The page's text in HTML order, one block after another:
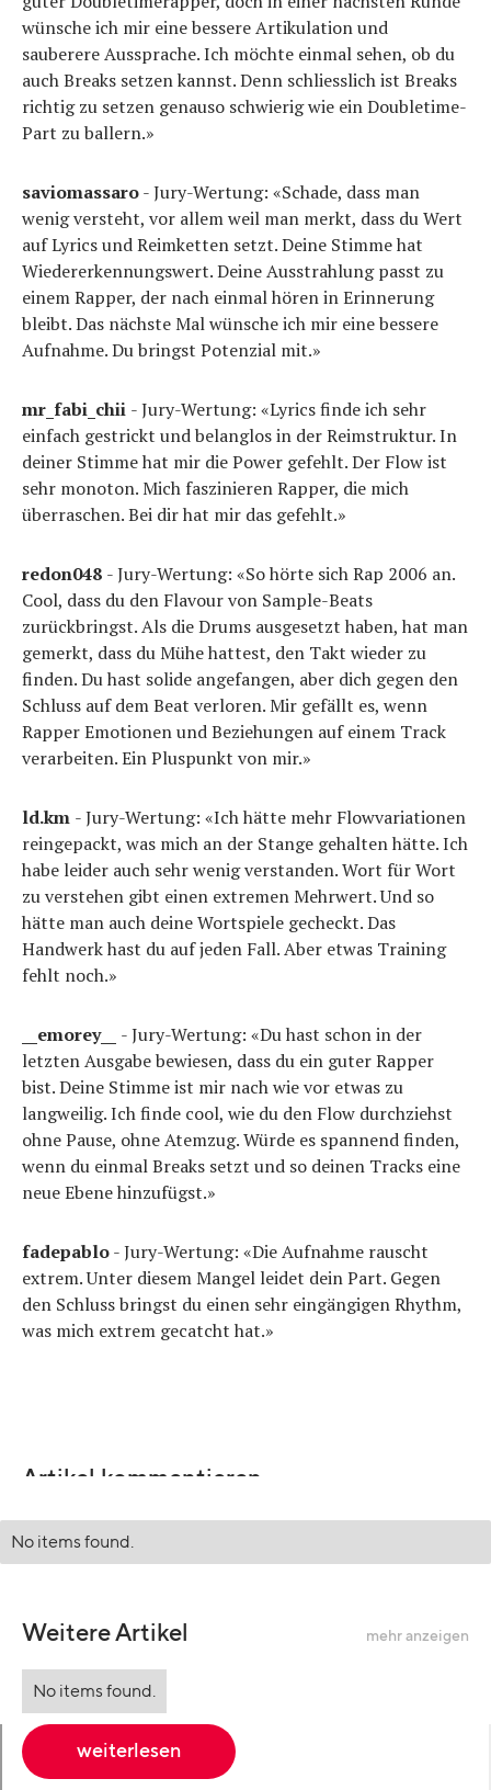
wünsche ich mir eine bessere Artikulation und
sauberere Aussprache. Ich möchte einmal sehen, ob du
auch Breaks setzen kannst. Denn schliesslich ist Breaks
richtig zu setzen genauso schwierig wie ein Doubletime-
Part zu ballern.»
saviomassaro- Jury-Wertung: «Schade, dass man
wenig versteht, vor allem weil man merkt, dass du Wert
auf Lyrics und Reimketten setzt. Deine Stimme hat
Wiedererkennungswert. Deine Ausstrahlung passt zu
einem Rapper, der nach einmal hören in Erinnerung
bleibt. Das nächste Mal wünsche ich mir eine bessere
Aufnahme. Du bringst Potenzial mit.»
mr_fabi_chii - Jury-Wertung: «Lyrics finde ich sehr
einfach gestrickt und belanglos in der Reimstruktur. In
deiner Stimme hat mir die Power gefehlt. Der Flow ist
sehr monoton. Mich faszinieren Rapper, die mich
überraschen. Bei dir hat mir das gefehlt.»
redon048 - Jury-Wertung: «So hörte sich Rap 2006 an.
Cool, dass du den Flavour von Sample-Beats
zurückbringst. Als die Drums ausgesetzt haben, hat man
gemerkt, dass du Mühe hattest, den Takt wieder zu
finden. Du hast solide angefangen, aber dich gegen den
Schluss auf dem Beat verloren. Mir gefällt es, wenn
Rapper Emotionen und Beziehungen auf einem Track
verarbeiten. Ein Pluspunkt von mir.»
ld.km - Jury-Wertung: «Ich hätte mehr Flowvariationen
reingepackt, was mich an der Stange gehalten hätte. Ich
habe leider auch sehr wenig verstanden. Wort für Wort
zu verstehen gibt einen extremen Mehrwert. Und so
hätte man auch deine Wortspiele gecheckt. Das
Handwerk hast du auf jeden Fall. Aber etwas Training
fehlt noch.»
__emorey__ - Jury-Wertung: «Du hast schon in der
letzten Ausgabe bewiesen, dass du ein guter Rapper
bist. Deine Stimme ist mir nach wie vor etwas zu
langweilig. Ich finde cool, wie du den Flow durchziehst
ohne Pause, ohne Atemzug. Würde es spannend finden,
wenn du einmal Breaks setzt und so deinen Tracks eine
neue Ebene hinzufügst.»
fadepablo- Jury-Wertung: «Die Aufnahme rauscht
extrem. Unter diesem Mangel leidet dein Part. Gegen
den Schluss bringst du einen sehr eingängigen Rhythm,
was mich extrem gecatcht hat.»
Artikel kommentieren
No items found.
Weitere Artikel mehr anzeigen
No items found.
weiterlesen